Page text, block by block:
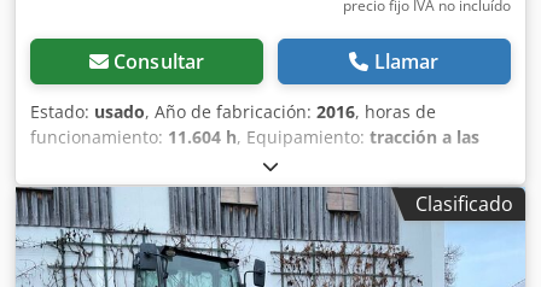
precio fijo IVA no incluído
Consultar Llamar
Estado: usado, Año de fabricación: 2016, horas de
funcionamiento: 11.604 h, Equipamiento: tracción a las
, Llamar (Contacto · Teléfono · Móvil ·
WhatsApp) * Cargadora de ruedas Case 921F 4x4 con
tracción total * Calefacción / Aire acondicionado * Año de
fabricación: 2016 * Número de identificación del vehículo
(VIN): FNH921F1NGHE12139 * Potencia: 190 kW * Peso en
Clasificado